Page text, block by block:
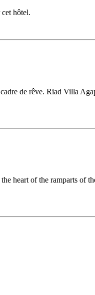
hôtel.
de rêve. Riad Villa
heart of the ramparts of